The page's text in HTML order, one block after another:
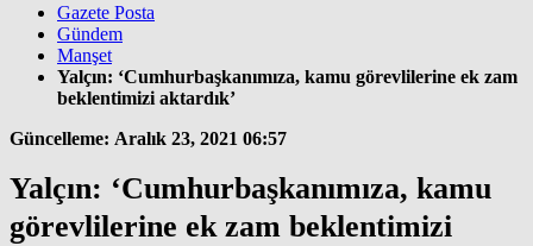
Gazete Posta
Gündem
Manşet
Yalçın: ‘Cumhurbaşkanımıza, kamu görevlilerine ek zam
beklentimizi aktardık’
Güncelleme: Aralık 23, 2021 06:57
Yalçın: ‘Cumhurbaşkanımıza, kamu
görevlilerine ek zam beklentimizi